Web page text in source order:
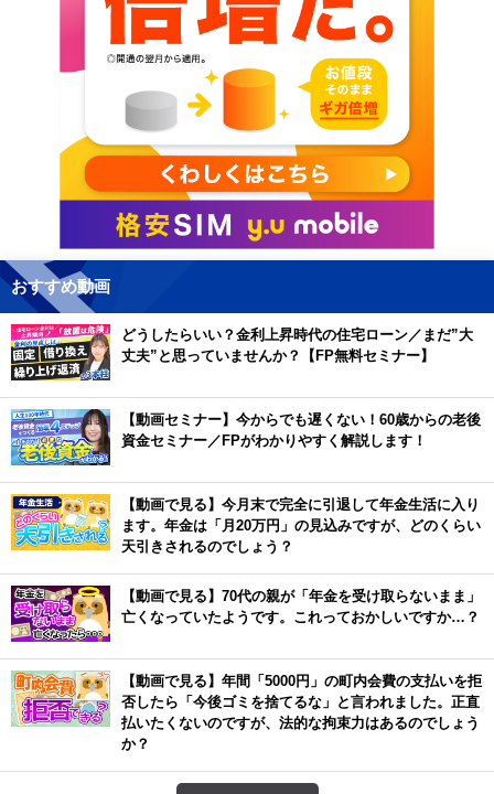
おすすめ動画
どうしたらいい？金利上昇時代の住宅ローン／まだ”大
丈夫”と思っていませんか？【FP無料セミナー】
【動画セミナー】今からでも遅くない！60歳からの老後
資金セミナー／FPがわかりやすく解説します！
【動画で見る】今月末で完全に引退して年金生活に入り
ます。年金は「月20万円」の見込みですが、どのくらい
天引きされるのでしょう？
【動画で見る】70代の親が「年金を受け取らないまま」
亡くなっていたようです。これっておかしいですか…？
【動画で見る】年間「5000円」の町内会費の支払いを拒
否したら「今後ゴミを捨てるな」と言われました。正直
払いたくないのですが、法的な拘束力はあるのでしょう
か？